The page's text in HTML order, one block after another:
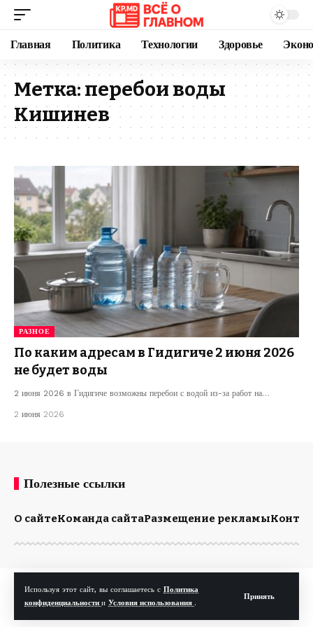
Используя этот сайт, вы соглашаетесь с Политика
конфиденциальности и Условия использования .
Принять
Главная Политика Технологии Здоровье
Метка: перебои воды
Кишинев
РАЗНОЕ
По каким адресам в Гидигиче 2 июня 2026
не будет воды
2 июня 2026 в Гидигиче возможны перебои с водой из-за работ на…
2 июня 2026
Полезные ссылки
О сайтеКоманда сайтаРазмещение рекламы
© Kp.md. Все права защищены.